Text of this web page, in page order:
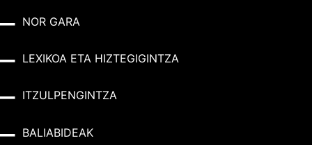
NOR GARA
LEXIKOA ETA HIZTEGIGINTZA
ITZULPENGINTZA
BALIABIDEAK